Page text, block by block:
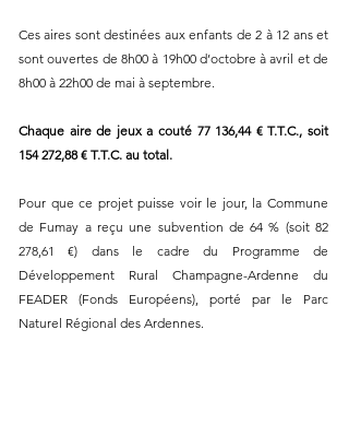
Ces aires sont destinées aux enfants de 2 à 12 ans et
sont ouvertes de 8h00 à 19h00 d’octobre à avril et de
8h00 à 22h00 de mai à septembre.
Chaque aire de jeux a couté 77 136,44 € T.T.C., soit
154 272,88 € T.T.C. au total.
Pour que ce projet puisse voir le jour, la Commune
de Fumay a reçu une subvention de 64 % (soit 82
278,61 €) dans le cadre du Programme de
Développement Rural Champagne-Ardenne du
FEADER (Fonds Européens), porté par le Parc
Naturel Régional des Ardennes.